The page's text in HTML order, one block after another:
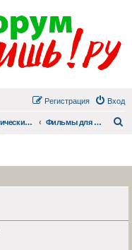
Вход
Регистрация
Практический раздел Фильмы для души